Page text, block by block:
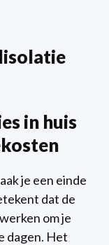
in huis
je een einde
dat de
om je
dagen. Het